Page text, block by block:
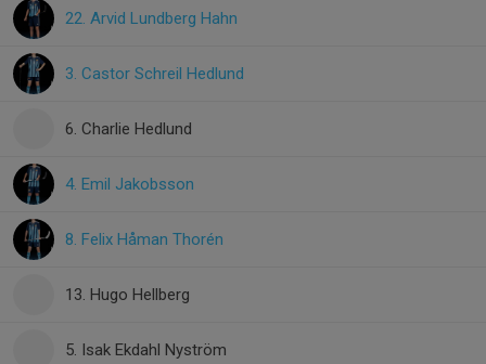
22. Arvid Lundberg Hahn
3. Castor Schreil Hedlund
6. Charlie Hedlund
4. Emil Jakobsson
8. Felix Håman Thorén
13. Hugo Hellberg
5. Isak Ekdahl Nyström